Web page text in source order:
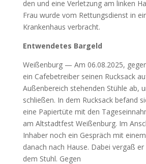
den und eine Ver­let­zung am lin­ken
Frau wur­de vom Ret­tungs­dienst in
Kran­ken­haus ver­bracht.
Ent­wen­de­tes Bar­geld
Wei­ßen­burg — Am 06.08.2025,
ein Cafe­be­trei­ber sei­nen Ruck­sack
Außen­be­reich ste­hen­den Stüh­le ab,
schlie­ßen. In dem Ruck­sack befand
eine Papier­tü­te mit den
am Alt­stadt­fest Wei­ßen­burg. Im
Inha­ber noch ein Gespräch mit
danach nach Hau­se. Dabei ver­gaß
dem Stuhl. Gegen